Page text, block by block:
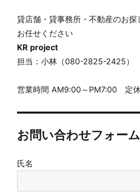
貸店舗・貸事務所・不動産のお
お任せください
KR project
担当：小林（080-2825-2425）
営業時間 AM9:00～PM7:00 定
お問い合わせフォーム
氏名